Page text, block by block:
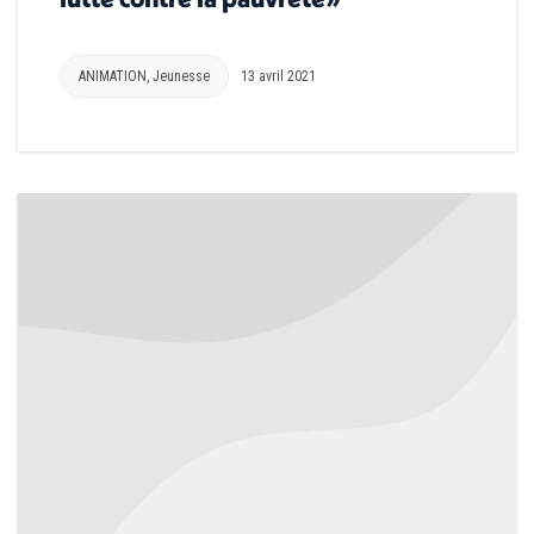
ANIMATION , Jeunesse 13 avril 2021